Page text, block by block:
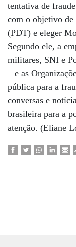
tentativa de
com o objetivo de
(PDT) e eleger
Segundo ele, a
militares, SNI e
– e as
pública para a
conversas e
brasileira para a
atenção. (Eliane